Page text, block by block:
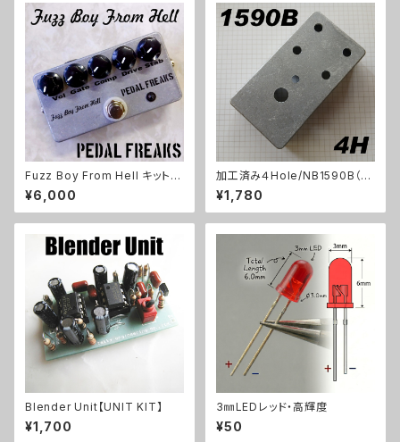
Fuzz Boy From Hell キット
【PEDAL FREAKS】
¥6,000
加工済み４Hole/NB1590B（11
2x61x32mm）アルミダイキャス
トケース
¥1,780
Blender Unit【UNIT KIT】
¥1,700
3㎜LEDレッド・高輝度
¥50